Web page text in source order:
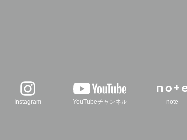
Instagram YouTubeチャンネル note